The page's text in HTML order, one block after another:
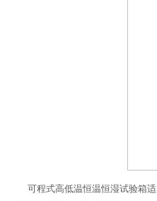
可程式高低温恒温恒湿试验箱